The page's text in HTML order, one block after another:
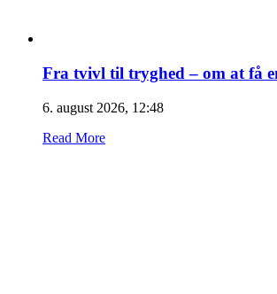
Fra tvivl til tryghed – om at få
6. august 2026, 12:48
Read More